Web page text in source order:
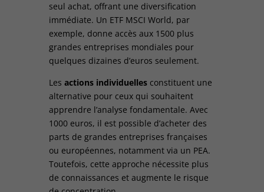
seul achat, offrant une diversification
immédiate. Un ETF MSCI World, par
exemple, donne accès aux 1500 plus
grandes entreprises mondiales pour
quelques dizaines d’euros seulement.
Les actions individuelles constituent une
alternative pour ceux qui souhaitent
apprendre l’analyse fondamentale. Avec
1000 euros, il est possible d’acheter des
parts de grandes entreprises françaises
ou européennes, notamment via un PEA.
Toutefois, cette approche nécessite plus
de connaissances et augmente le risque